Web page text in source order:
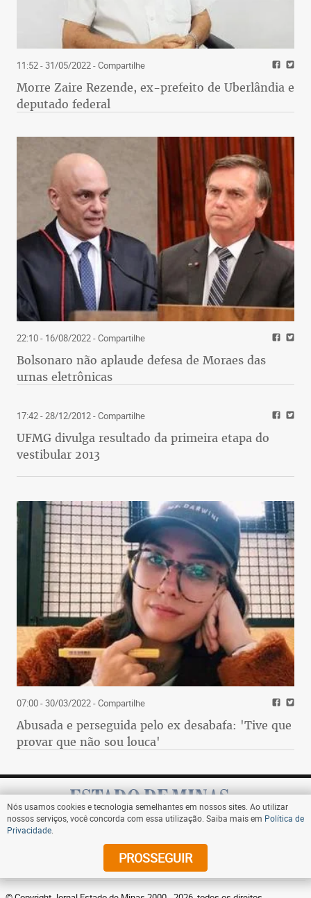
11:52 - 31/05/2022- Compartilhe
Morre Zaire Rezende, ex-prefeito de Uberlândia e
deputado federal
22:10 - 16/08/2022- Compartilhe
Bolsonaro não aplaude defesa de Moraes das
urnas eletrônicas
17:42 - 28/12/2012- Compartilhe
UFMG divulga resultado da primeira etapa do
vestibular 2013
07:00 - 30/03/2022- Compartilhe
Abusada e perseguida pelo ex desabafa: 'Tive que
provar que não sou louca'
Assine
Nós usamos cookies e tecnologia semelhantes em nossos sites. Ao utilizar
nossos serviços, você concorda com essa utilização. Saiba mais em Política de
Privacidade
PROSSEGUIR